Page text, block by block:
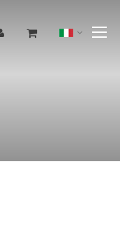
Lingua